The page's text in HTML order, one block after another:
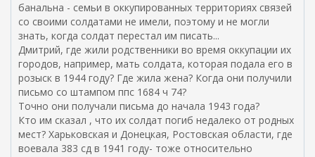
банальна - семьи в оккупированных территориях связей
со своими солдатами не имели, поэтому и не могли
знать, когда солдат перестал им писать...
Дмитрий, где жили родственники во время оккупации их
городов, например, мать солдата, которая подала его в
розыск в 1944 году? Где жила жена? Когда они получили
письмо со штампом ппс 1684 ч 74?
Точно они получали письма до начала 1943 года?
Кто им сказал , что их солдат погиб недалеко от родных
мест? Харьковская и Донецкая, Ростовская области, где
воевала 383 сд в 1941 году- тоже относительно